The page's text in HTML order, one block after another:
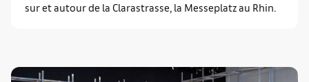
sur et autour de la Clarastrasse, la Messeplatz au Rhin.